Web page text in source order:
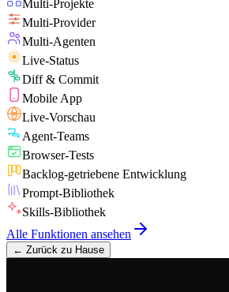
Multi-Projekte
Multi-Provider
Multi-Agenten
Live-Status
Diff & Commit
Mobile App
Live-Vorschau
Agent-Teams
Browser-Tests
Backlog-getriebene Entwicklung
Prompt-Bibliothek
Skills-Bibliothek
Alle Funktionen ansehen
← Zurück zu Hause